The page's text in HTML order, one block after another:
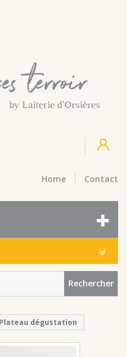
Home Contact
Rechercher
Plateau dégustation